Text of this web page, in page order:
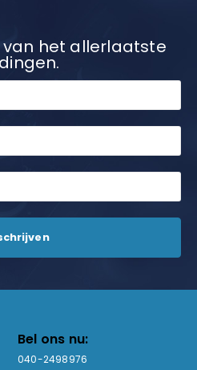
het allerlaatste
Bel ons nu:
040-2498976